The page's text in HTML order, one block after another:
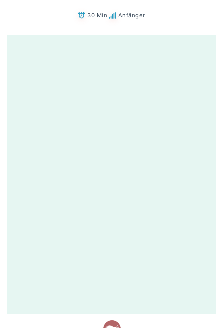
30 Min. Anfänger